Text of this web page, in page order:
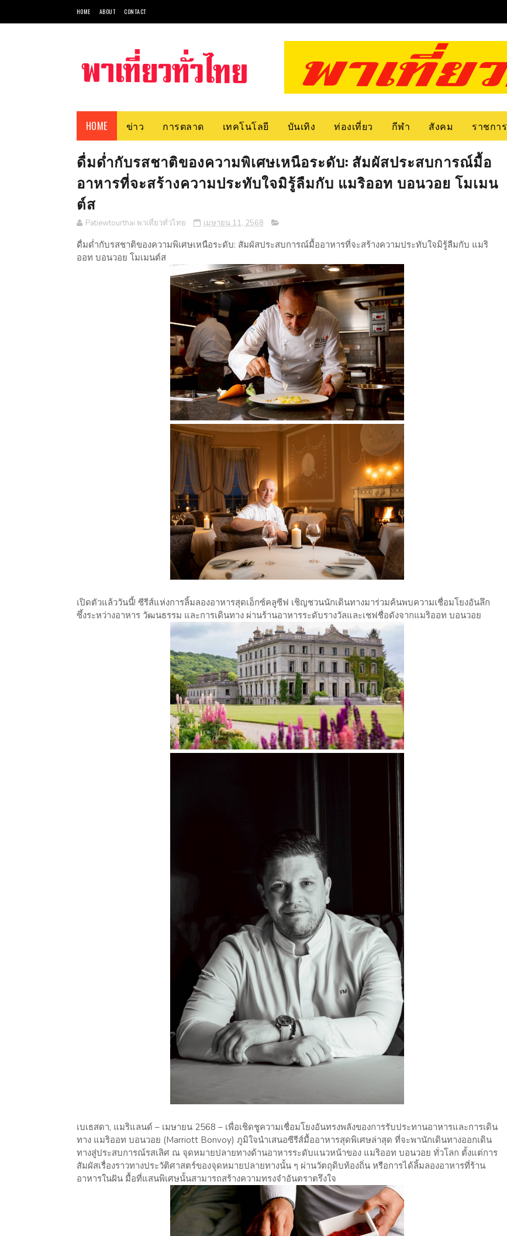
HOME ABOUT CONTACT
HOME ข่าว การตลาด เทคโนโลยี บันเทิง ท่องเที่ยว กีฬา สังคม ราชการ
ดื่มด่ำกับรสชาติของความพิเศษเหนือระดับ: สัมผัสประสบการณ์มื้อ
อาหารที่จะสร้างความประทับใจมิรู้ลืมกับ แมริออท บอนวอย โมเมน
ต์ส
Patiewtourthai พาเที่ยวทั่วไทย เมษายน 11, 2568
ดื่มด่ำกับรสชาติของความพิเศษเหนือระดับ: สัมผัสประสบการณ์มื้ออาหารที่จะสร้างความประทับใจมิรู้ลืมกับ แมริ
ออท บอนวอย โมเมนต์ส
เปิดตัวแล้ววันนี้! ซีรีส์แห่งการลิ้มลองอาหารสุดเอ็กซ์คลูซีฟ เชิญชวนนักเดินทางมาร่วมค้นพบความเชื่อมโยงอันลึก
ซึ้งระหว่างอาหาร วัฒนธรรม และการเดินทาง ผ่านร้านอาหารระดับรางวัลและเชฟชื่อดังจากแมริออท บอนวอย
เบเธสดา, แมริแลนด์ – เมษายน 2568 – เพื่อเชิดชูความเชื่อมโยงอันทรงพลังของการรับประทานอาหารและการเดิน
ทาง แมริออท บอนวอย (Marriott Bonvoy) ภูมิใจนำเสนอซีรีส์มื้ออาหารสุดพิเศษล่าสุด ที่จะพานักเดินทางออกเดิน
ทางสู่ประสบการณ์รสเลิศ ณ จุดหมายปลายทางด้านอาหารระดับแนวหน้าของ แมริออท บอนวอย ทั่วโลก ตั้งแต่การ
สัมผัสเรื่องราวทางประวัติศาสตร์ของจุดหมายปลายทางนั้น ๆ ผ่านวัตถุดิบท้องถิ่น หรือการได้ลิ้มลองอาหารที่ร้าน
อาหารในฝัน มื้อที่แสนพิเศษนั้นสามารถสร้างความทรงจำอันตราตรึงใจ